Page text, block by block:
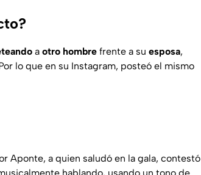
a otro hombre frente a su esposa,
lo que en su Instagram, posteó el mismo
Aponte, a quien saludó en la gala, contestó